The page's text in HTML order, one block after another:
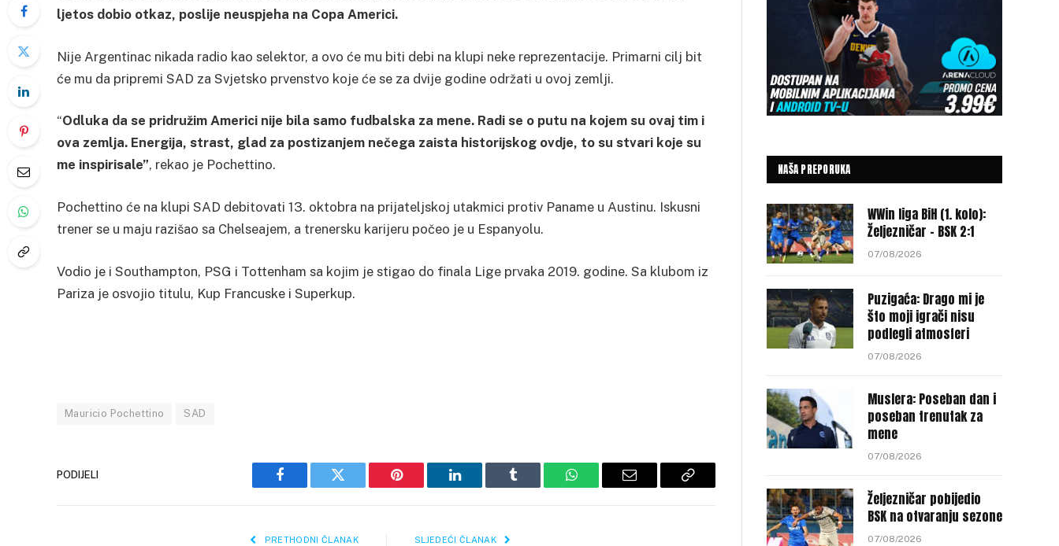
ljetos dobio otkaz, poslije neuspjeha na Copa Americi.
Nije Argentinac nikada radio kao selektor, a ovo će mu biti debi na klupi neke reprezentacije. Primarni cilj bit
će mu da pripremi SAD za Svjetsko prvenstvo koje će se za dvije godine održati u ovoj zemlji.
“Odluka da se pridružim Americi nije bila samo fudbalska za mene. Radi se o putu na kojem su ovaj tim i
ova zemlja. Energija, strast, glad za postizanjem nečega zaista historijskog ovdje, to su stvari koje su
me inspirisale”, rekao je Pochettino.
Pochettino će na klupi SAD debitovati 13. oktobra na prijateljskoj utakmici protiv Paname u Austinu. Iskusni
trener se u maju razišao sa Chelseajem, a trenersku karijeru počeo je u Espanyolu.
Vodio je i Southampton, PSG i Tottenham sa kojim je stigao do finala Lige prvaka 2019. godine. Sa klubom iz
Pariza je osvojio titulu, Kup Francuske i Superkup.
Mauricio Pochettino SAD
PODIJELI
Facebook Twitter Pinterest LinkedIn Tumblr WhatsAppEmail
Copy
PRETHODNI ČLANAK SLJEDEĆI ČLANAK
NAŠA PREPORUKA
WWin liga BiH (1. kolo):
Željezničar – BSK 2:1
07/08/2026
Puzigaća: Drago mi je
što moji igrači nisu
podlegli atmosferi
07/08/2026
Muslera: Poseban dan i
poseban trenutak za
mene
07/08/2026
Željezničar pobijedio
BSK na otvaranju sezone
07/08/2026